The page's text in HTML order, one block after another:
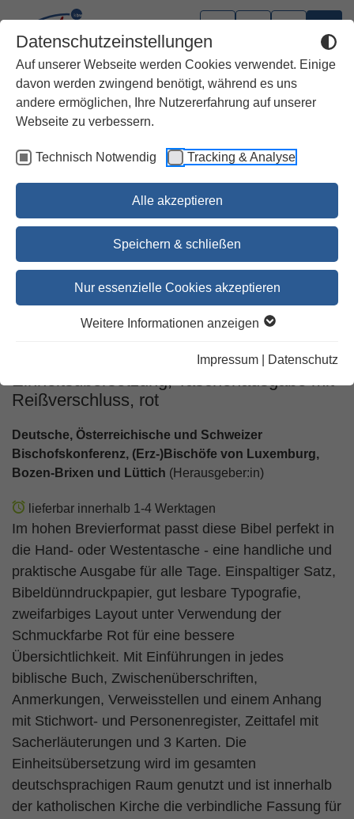
Datenschutzeinstellungen
Auf unserer Webseite werden Cookies verwendet. Einige
davon werden zwingend benötigt, während es uns
andere ermöglichen, Ihre Nutzererfahrung auf unserer
Webseite zu verbessern.
Technisch Notwendig Tracking & Analyse
Alle akzeptieren
Speichern & schließen
Nur essenzielle Cookies akzeptieren
Weitere Informationen anzeigen
Impressum Datenschutz
Einheitsübersetzung, Taschenausgabe mit
Reißverschluss, rot
Deutsche, Österreichische und Schweizer
Bischofskonferenz, (Erz-)Bischöfe von Luxemburg,
Bozen-Brixen und Lüttich (Herausgeber:in)
lieferbar innerhalb 1-4 Werktagen
Im hohen Brevierformat passt diese Bibel perfekt in
die Hand- oder Westentasche - eine handliche und
praktische Ausgabe für alle Tage. Einspaltiger Satz,
Bibeldünndruckpapier, gut lesbare Typografie,
zweifarbiges Layout unter Verwendung der
Schmuckfarbe Rot für eine bessere
Übersichtlichkeit. Mit Einführungen in jedes
biblische Buch, Zwischenüberschriften,
Anmerkungen, Verweisstellen und einem Anhang
mit Stichwort- und Personenregister, Zeittafel mit
Sacherläuterungen und 3 Karten. Die
Einheitsübersetzung wird im gesamten
deutschsprachigen Raum genutzt und ist innerhalb
der katholischen Kirche die verbindliche Fassung für